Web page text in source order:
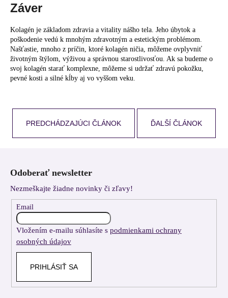
Záver
Kolagén je základom zdravia a vitality nášho tela. Jeho úbytok a
poškodenie vedú k mnohým zdravotným a estetickým problémom.
Našťastie, mnoho z príčin, ktoré kolagén ničia, môžeme ovplyvniť
životným štýlom, výživou a správnou starostlivosťou. Ak sa budeme o
svoj kolagén starať komplexne, môžeme si udržať zdravú pokožku,
pevné kosti a silné kĺby aj vo vyššom veku.
PREDCHÁDZAJÚCI ČLÁNOK ĎALŠÍ ČLÁNOK
Odoberať newsletter
Nezmeškajte žiadne novinky či zľavy!
Email
Vložením e-mailu súhlasíte s podmienkami ochrany
osobných údajov
PRIHLÁSIŤ SA